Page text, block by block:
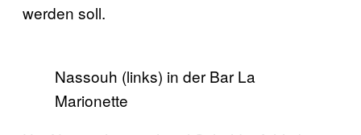
werden soll.
Nassouh (links) in der Bar La
Marionette